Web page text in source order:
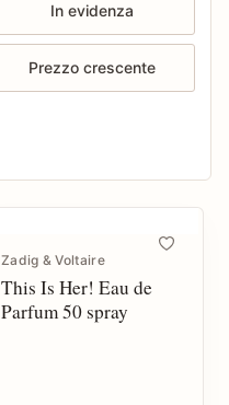
In evidenza
Prezzo crescente
Zadig & Voltaire
This Is Her! Eau de
Parfum 50 spray